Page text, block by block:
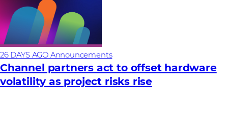
26 DAYS AGO Announcements
Channel partners act to offset hardware
volatility as project risks rise